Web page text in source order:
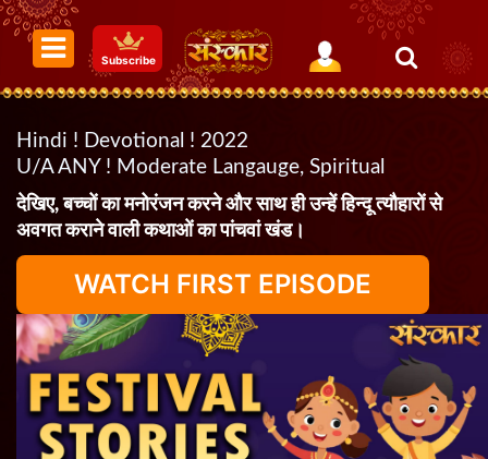
Subscribe
Hindi ! Devotional ! 2022
U/A ANY ! Moderate Langauge, Spiritual
देखिए, बच्चों का मनोरंजन करने और साथ ही उन्हें हिन्दू त्यौहारों से
अवगत कराने वाली कथाओं का पांचवां खंड।
WATCH FIRST EPISODE